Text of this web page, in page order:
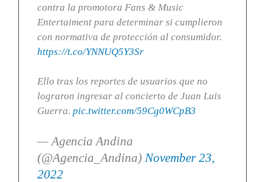
contra la promotora Fans & Music
Entertaiment para determinar si cumplieron
con normativa de protección al consumidor.
https://t.co/YNNUQ5Y3Sr
Ello tras los reportes de usuarios que no
lograron ingresar al concierto de Juan Luis
Guerra. pic.twitter.com/59Cg0WCpB3
— Agencia Andina
(@Agencia_Andina) November 23,
2022